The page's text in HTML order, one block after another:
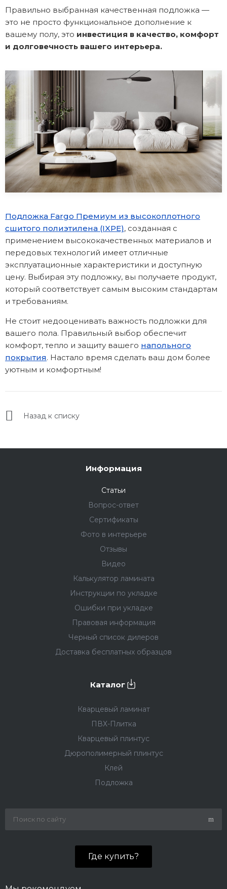
Правильно выбранная качественная подложка —
это не просто функциональное дополнение к
вашему полу, это инвестиция в качество, комфорт
и долговечность вашего интерьера.
Подложка Fargo Премиум из высокоплотного
сшитого полиэтилена (IXPE), созданная с
применением высококачественных материалов и
передовых технологий имеет отличные
эксплуатационные характеристики и доступную
цену. Выбирая эту подложку, вы получаете продукт,
который соответствует самым высоким стандартам
и требованиям.
Не стоит недооценивать важность подложки для
вашего пола. Правильный выбор обеспечит
комфорт, тепло и защиту вашего напольного
покрытия. Настало время сделать ваш дом более
уютным и комфортным!
Назад к списку
Информация
Статьи
Вопрос-ответ
Сертификаты
Фото в интерьере
Отзывы
Видео
Калькулятор ламината
Инструкции по укладке
Ошибки при укладке
Правовая информация
Черный список дилеров
Доставка бесплатных образцов
Каталог
Кварцевый ламинат
ПВХ-Плитка
Кварцевый плинтус
Дюрополимерный плинтус
Клей
Подложка
Где купить?